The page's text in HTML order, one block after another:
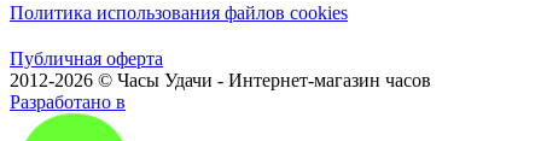
Политика использования файлов cookies
Публичная оферта
2012-2026 © Часы Удачи - Интернет-магазин часов
Разработано в